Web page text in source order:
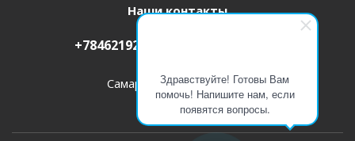
Здравствуйте! Готовы Вам
помочь! Напишите нам, если
появятся вопросы.
Наши контакты
+78462192324
Самара, ул. Партизанская, 86